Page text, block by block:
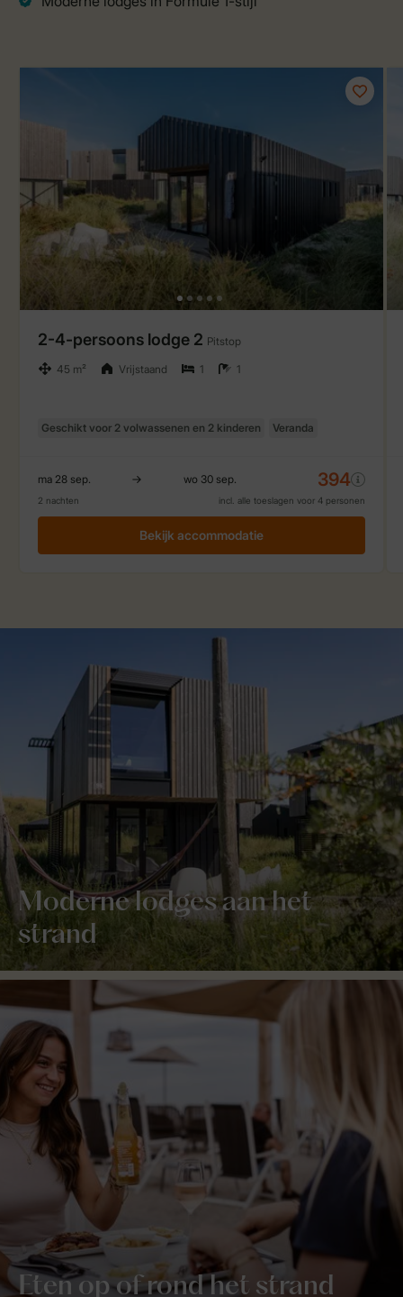
Moderne lodges aan het
strand
Eten op of rond het strand